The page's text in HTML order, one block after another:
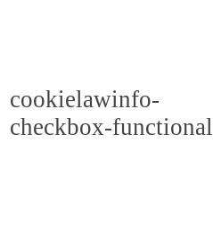
cookielawinfo-
checkbox-functional